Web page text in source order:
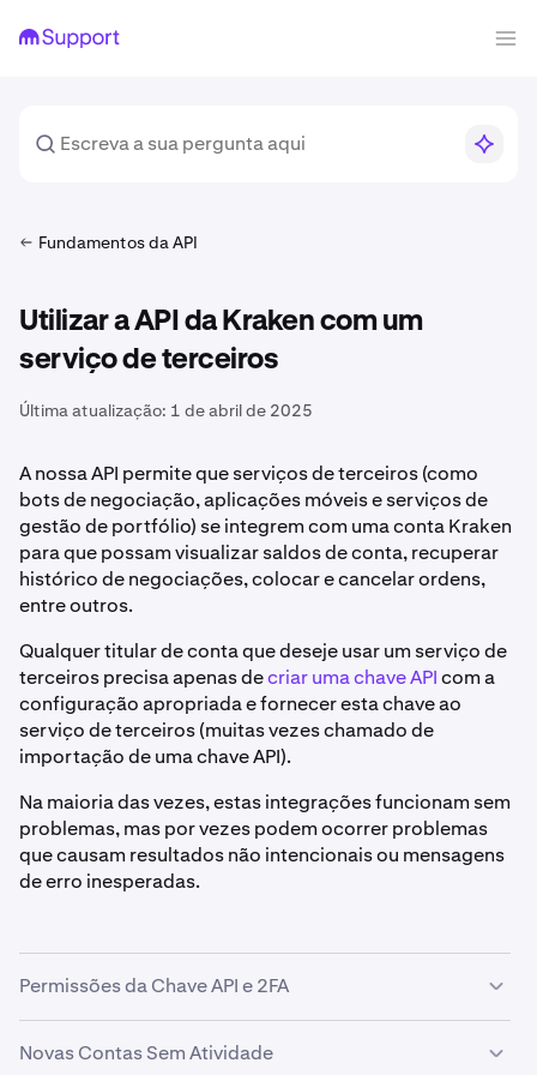
Fundamentos da API
Utilizar a API da Kraken com um
serviço de terceiros
Última atualização: 1 de abril de 2025
A nossa API permite que serviços de terceiros (como
bots de negociação, aplicações móveis e serviços de
gestão de portfólio) se integrem com uma conta Kraken
para que possam visualizar saldos de conta, recuperar
histórico de negociações, colocar e cancelar ordens,
entre outros.
Qualquer titular de conta que deseje usar um serviço de
terceiros precisa apenas decriar uma chave APIcom a
configuração apropriada e fornecer esta chave ao
serviço de terceiros (muitas vezes chamado de
importação de uma chave API).
Na maioria das vezes, estas integrações funcionam sem
problemas, mas por vezes podem ocorrer problemas
que causam resultados não intencionais ou mensagens
de erro inesperadas.
Permissões da Chave API e 2FA
Problemas com serviços de terceiros ocorrem
Novas Contas Sem Atividade